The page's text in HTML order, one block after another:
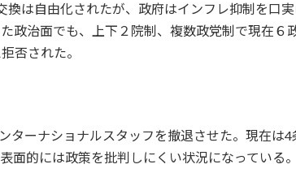
換は自由化されたが、政府はインフレ抑制を口
政治面でも、上下２院制、複数政党制で現在
否された。
ターナショナルスタッフを撤退させた。現在
面的には政策を批判しにくい状況になっている。